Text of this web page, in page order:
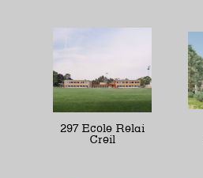
297 Ecole Relai
Creil